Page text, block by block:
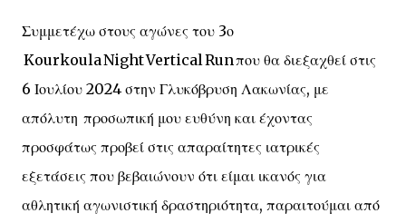
Συμμετέχω στους αγώνες του 3ο
Kourkoula Night Vertical Run που θα διεξαχθεί στις
6 Ιουλίου 2024 στην Γλυκόβρυση Λακωνίας, με
απόλυτη προσωπική μου ευθύνη και έχοντας
προσφάτως προβεί στις απαραίτητες ιατρικές
εξετάσεις που βεβαιώνουν ότι είμαι ικανός για
αθλητική αγωνιστική δραστηριότητα, παραιτούμαι από